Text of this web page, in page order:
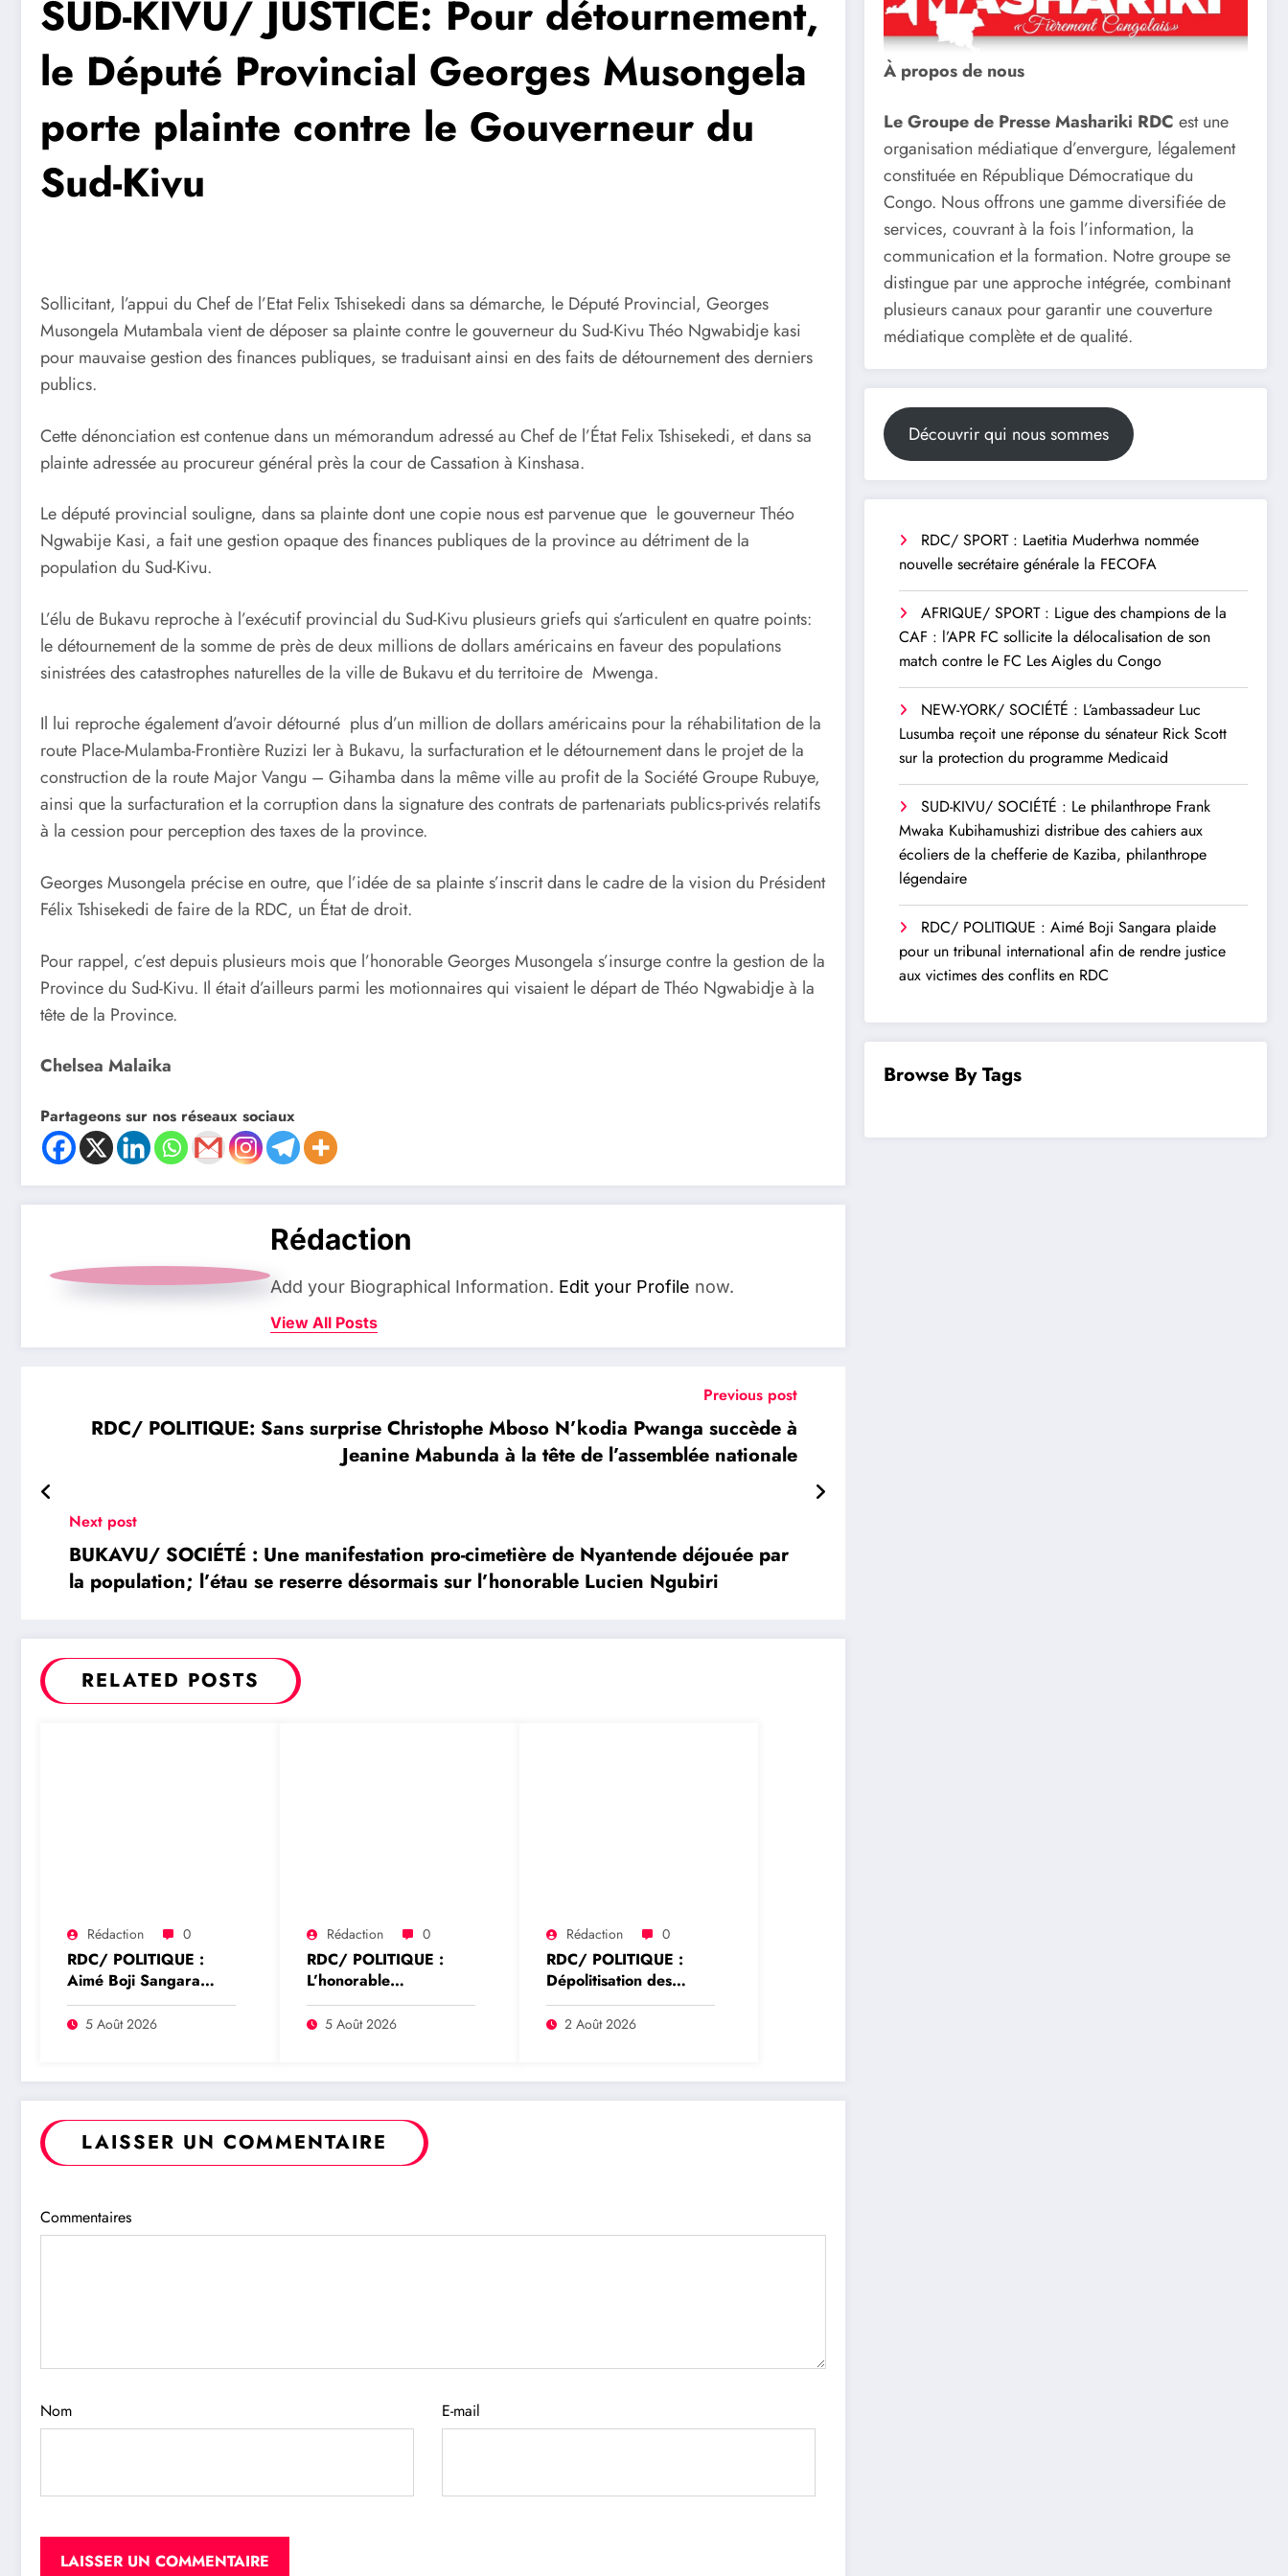
SUD-KIVU/ JUSTICE: Pour détournement,
le Député Provincial Georges Musongela
porte plainte contre le Gouverneur du
Sud-Kivu
Sollicitant, l’appui du Chef de l’Etat Felix Tshisekedi dans sa démarche, le Député Provincial, Georges
Musongela Mutambala vient de déposer sa plainte contre le gouverneur du Sud-Kivu Théo Ngwabidje kasi
pour mauvaise gestion des finances publiques, se traduisant ainsi en des faits de détournement des derniers
publics.
Cette dénonciation est contenue dans un mémorandum adressé au Chef de l’État Felix Tshisekedi, et dans sa
plainte adressée au procureur général près la cour de Cassation à Kinshasa.
Le député provincial souligne, dans sa plainte dont une copie nous est parvenue que le gouverneur Théo
Ngwabije Kasi, a fait une gestion opaque des finances publiques de la province au détriment de la
population du Sud-Kivu.
L’élu de Bukavu reproche à l’exécutif provincial du Sud-Kivu plusieurs griefs qui s’articulent en quatre points:
le détournement de la somme de près de deux millions de dollars américains en faveur des populations
sinistrées des catastrophes naturelles de la ville de Bukavu et du territoire de Mwenga.
Il lui reproche également d’avoir détourné plus d’un million de dollars américains pour la réhabilitation de la
route Place-Mulamba-Frontière Ruzizi Ier à Bukavu, la surfacturation et le détournement dans le projet de la
construction de la route Major Vangu – Gihamba dans la même ville au profit de la Société Groupe Rubuye,
ainsi que la surfacturation et la corruption dans la signature des contrats de partenariats publics-privés relatifs
à la cession pour perception des taxes de la province.
Georges Musongela précise en outre, que l’idée de sa plainte s’inscrit dans le cadre de la vision du Président
Félix Tshisekedi de faire de la RDC, un État de droit.
Pour rappel, c’est depuis plusieurs mois que l’honorable Georges Musongela s’insurge contre la gestion de la
Province du Sud-Kivu. Il était d’ailleurs parmi les motionnaires qui visaient le départ de Théo Ngwabidje à la
tête de la Province.
Chelsea Malaika
Partageons sur nos réseaux sociaux
Rédaction
Add your Biographical Information. Edit your Profile now.
View All Posts
Previous post
RDC/ POLITIQUE: Sans surprise Christophe Mboso N’kodia Pwanga succède à
Jeanine Mabunda à la tête de l’assemblée nationale
Next post
BUKAVU/ SOCIÉTÉ : Une manifestation pro-cimetière de Nyantende déjouée par
la population; l’étau se reserre désormais sur l’honorable Lucien Ngubiri
RELATED POSTS
Rédaction 0
RDC/ POLITIQUE :
Aimé Boji Sangara
plaide pour un tribunal
international afin de
RDC
5 Août 2026
Rédaction 0
RDC/ POLITIQUE :
L’honorable
Namazihana Bachoke
Patrick Baka salue la
l’économie numérique
5 Août 2026
Rédaction 0
RDC/ POLITIQUE :
Dépolitisation des
Entreprises: Les
dirigeants des
concours
2 Août 2026
LAISSER UN COMMENTAIRE
Commentaires
Nom E-mail
À propos de nous
Le Groupe de Presse Mashariki RDC est une
organisation médiatique d’envergure, légalement
constituée en République Démocratique du
Congo. Nous offrons une gamme diversifiée de
services, couvrant à la fois l’information, la
communication et la formation. Notre groupe se
distingue par une approche intégrée, combinant
plusieurs canaux pour garantir une couverture
médiatique complète et de qualité.
Découvrir qui nous sommes
RDC/ SPORT : Laetitia Muderhwa nommée
nouvelle secrétaire générale la FECOFA
AFRIQUE/ SPORT : Ligue des champions de la
CAF : l’APR FC sollicite la délocalisation de son
match contre le FC Les Aigles du Congo
NEW-YORK/ SOCIÉTÉ : L’ambassadeur Luc
Lusumba reçoit une réponse du sénateur Rick Scott
sur la protection du programme Medicaid
SUD-KIVU/ SOCIÉTÉ : Le philanthrope Frank
Mwaka Kubihamushizi distribue des cahiers aux
écoliers de la chefferie de Kaziba, philanthrope
légendaire
RDC/ POLITIQUE : Aimé Boji Sangara plaide
pour un tribunal international afin de rendre justice
aux victimes des conflits en RDC
Browse By Tags